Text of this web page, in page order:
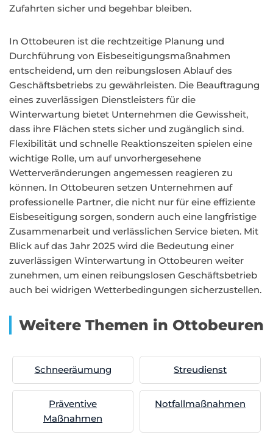
Zufahrten sicher und begehbar bleiben.
In Ottobeuren ist die rechtzeitige Planung und
Durchführung von Eisbeseitigungsmaßnahmen
entscheidend, um den reibungslosen Ablauf des
Geschäftsbetriebs zu gewährleisten. Die Beauftragung
eines zuverlässigen Dienstleisters für die
Winterwartung bietet Unternehmen die Gewissheit,
dass ihre Flächen stets sicher und zugänglich sind.
Flexibilität und schnelle Reaktionszeiten spielen eine
wichtige Rolle, um auf unvorhergesehene
Wetterveränderungen angemessen reagieren zu
können. In Ottobeuren setzen Unternehmen auf
professionelle Partner, die nicht nur für eine effiziente
Eisbeseitigung sorgen, sondern auch eine langfristige
Zusammenarbeit und verlässlichen Service bieten. Mit
Blick auf das Jahr 2025 wird die Bedeutung einer
zuverlässigen Winterwartung in Ottobeuren weiter
zunehmen, um einen reibungslosen Geschäftsbetrieb
auch bei widrigen Wetterbedingungen sicherzustellen.
Weitere Themen in Ottobeuren
Schneeräumung Streudienst
Präventive
Maßnahmen
Notfallmaßnahmen